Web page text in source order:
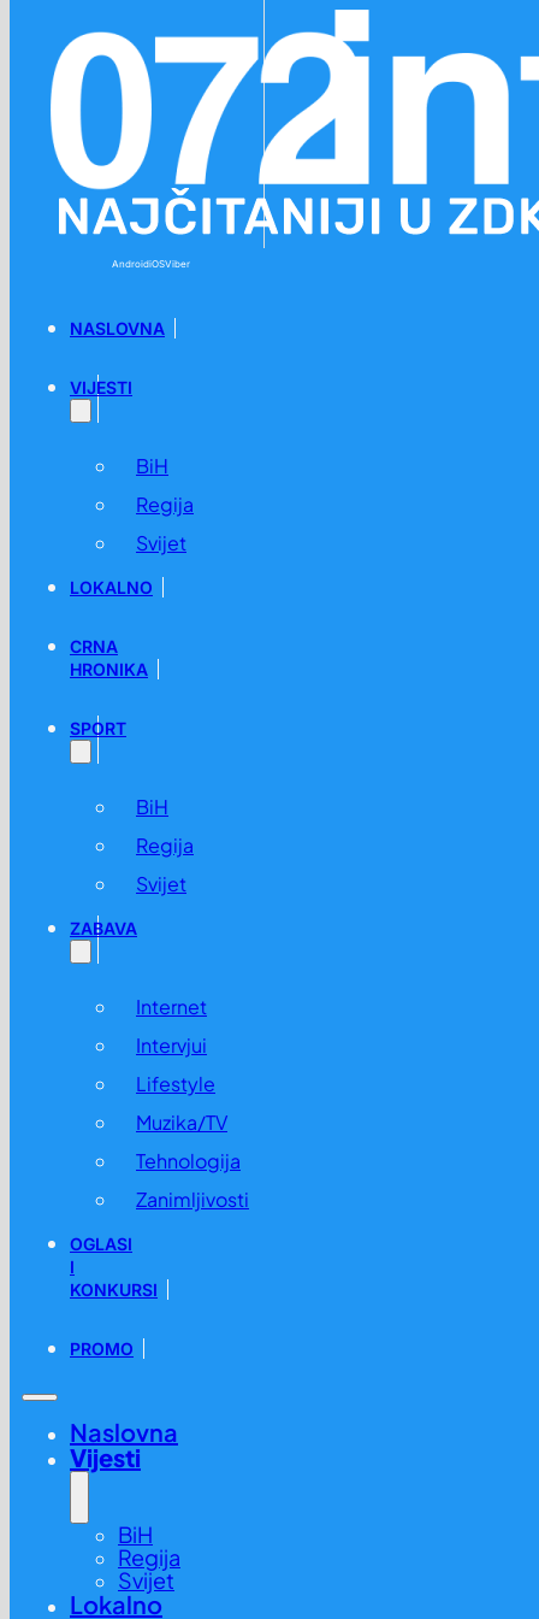
AndroidiOSViber
NASLOVNA
VIJESTI
BiH
Regija
Svijet
LOKALNO
CRNA
HRONIKA
SPORT
BiH
Regija
Svijet
ZABAVA
Internet
Intervjui
Lifestyle
Muzika/TV
Tehnologija
Zanimljivosti
OGLASI
I
KONKURSI
PROMO
Naslovna
Vijesti
BiH
Regija
Svijet
Lokalno